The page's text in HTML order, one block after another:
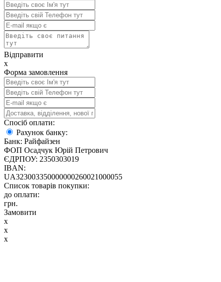
Відправити
x
Форма замовлення
Спосіб оплати:
Рахунок банку:
Банк: Райфайзен
ФОП Осадчук Юрій Петрович
ЄДРПОУ: 2350303019
IBAN:
UA323003350000000260021000055
Список товарів покупки:
до оплати:
грн.
Замовити
x
x
x